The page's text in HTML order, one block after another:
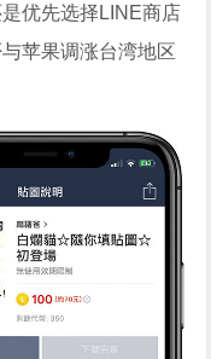
优先选择LINE商店
苹果调涨台湾地区